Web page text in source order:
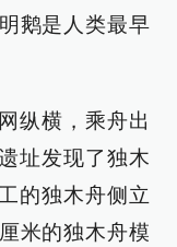
鹅是人类最早
纵横，乘舟出
址发现了独木
的独木舟侧立
米的独木舟模